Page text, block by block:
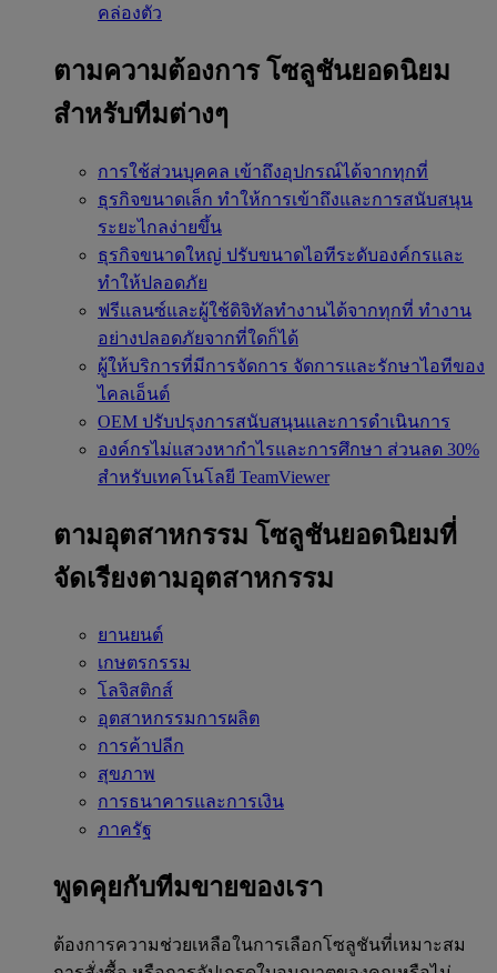
คล่องตัว
ตามความต้องการ โซลูชันยอดนิยม
สำหรับทีมต่างๆ
การใช้ส่วนบุคคล เข้าถึงอุปกรณ์ได้จากทุกที่
ธุรกิจขนาดเล็ก ทำให้การเข้าถึงและการสนับสนุน
ระยะไกลง่ายขึ้น
ธุรกิจขนาดใหญ่ ปรับขนาดไอทีระดับองค์กรและ
ทำให้ปลอดภัย
ฟรีแลนซ์และผู้ใช้ดิจิทัลทำงานได้จากทุกที่ ทำงาน
อย่างปลอดภัยจากที่ใดก็ได้
ผู้ให้บริการที่มีการจัดการ จัดการและรักษาไอทีของ
ไคลเอ็นต์
OEM ปรับปรุงการสนับสนุนและการดำเนินการ
องค์กรไม่แสวงหากำไรและการศึกษา ส่วนลด 30%
สำหรับเทคโนโลยี TeamViewer
ตามอุตสาหกรรม โซลูชันยอดนิยมที่
จัดเรียงตามอุตสาหกรรม
ยานยนต์
เกษตรกรรม
โลจิสติกส์
อุตสาหกรรมการผลิต
การค้าปลีก
สุขภาพ
การธนาคารและการเงิน
ภาครัฐ
พูดคุยกับทีมขายของเรา
ต้องการความช่วยเหลือในการเลือกโซลูชันที่เหมาะสม